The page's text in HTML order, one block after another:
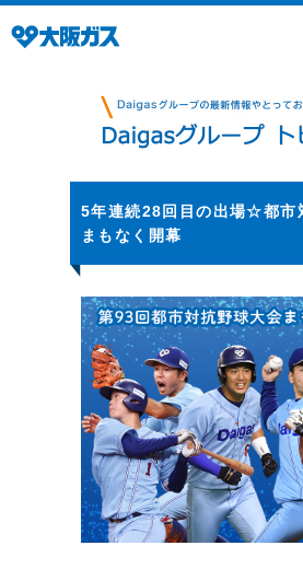
5年連続28回目の出場☆都市
まもなく開幕